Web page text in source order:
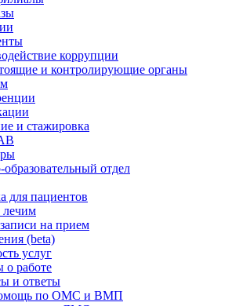
коррупции
и контролирующие органы
и стажировка
отдел
для пациентов
на прием
(beta)
услуг
о работе
и ответы
по ОМС и ВМП